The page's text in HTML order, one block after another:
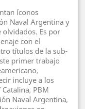
íconos
Naval Argentina y
Es por
con el
títulos de la sub-
primer trabajo
incluye a los
PBM
Naval Argentina,